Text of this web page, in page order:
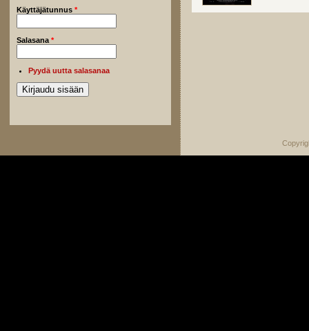
Käyttäjätunnus *
Salasana *
Pyydä uutta salasanaa